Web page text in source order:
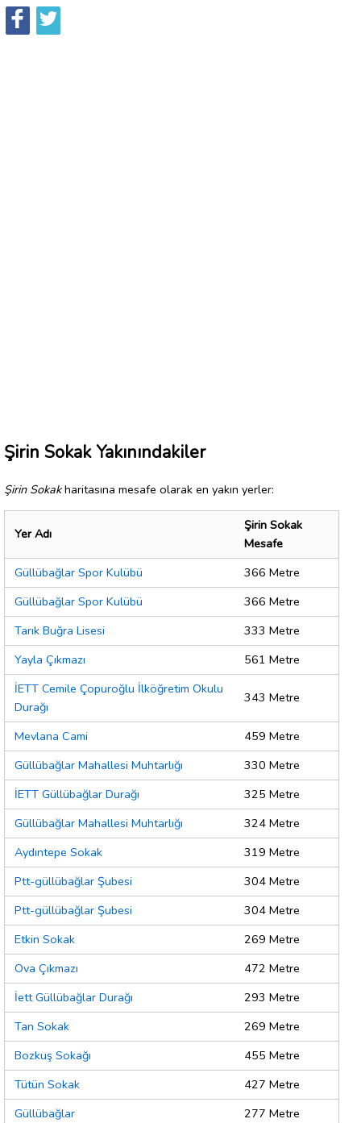
Şirin Sokak Yakınındakiler
Şirin Sokakharitasına mesafe olarak en yakın yerler:
Yer Adı
Şirin Sokak
Mesafe
Güllübağlar Spor Kulübü
366 Metre
Güllübağlar Spor Kulübü
366 Metre
Tarık Buğra Lisesi
333 Metre
Yayla Çıkmazı
561 Metre
İETT Cemile Çopuroğlu İlköğretim Okulu
Durağı
343 Metre
Mevlana Cami
459 Metre
Güllübağlar Mahallesi Muhtarlığı
330 Metre
İETT Güllübağlar Durağı
325 Metre
Güllübağlar Mahallesi Muhtarlığı
324 Metre
Aydıntepe Sokak
319 Metre
Ptt-güllübağlar Şubesi
304 Metre
Ptt-güllübağlar Şubesi
304 Metre
Etkin Sokak
269 Metre
Ova Çıkmazı
472 Metre
İett Güllübağlar Durağı
293 Metre
Tan Sokak
269 Metre
Bozkuş Sokağı
455 Metre
Tütün Sokak
427 Metre
Güllübağlar
277 Metre